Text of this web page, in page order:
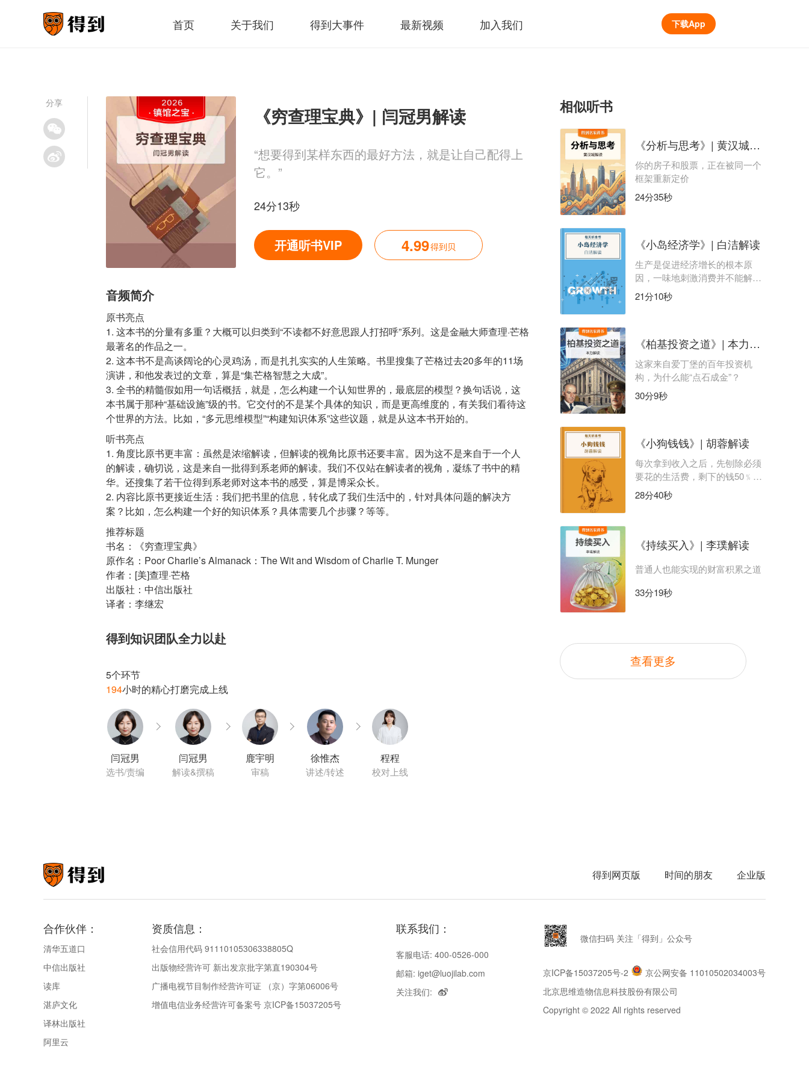
首页 关于我们 得到大事件 最新视频 加入我们 下载App
分享
《穷查理宝典》| 闫冠男解读
“想要得到某样东西的最好方法，就是让自己配得上
它。”
24分13秒
开通听书VIP 4.99得到贝
音频简介
原书亮点
1. 这本书的分量有多重？大概可以归类到“不读都不好意思跟人打招呼”系列。这是金融大师查理·芒格
最著名的作品之一。
2. 这本书不是高谈阔论的心灵鸡汤，而是扎扎实实的人生策略。书里搜集了芒格过去20多年的11场
演讲，和他发表过的文章，算是“集芒格智慧之大成”。
3. 全书的精髓假如用一句话概括，就是，怎么构建一个认知世界的，最底层的模型？换句话说，这
本书属于那种“基础设施”级的书。它交付的不是某个具体的知识，而是更高维度的，有关我们看待这
听书亮点
1. 角度比原书更丰富：虽然是浓缩解读，但解读的视角比原书还要丰富。因为这不是来自于一个人
的解读，确切说，这是来自一批得到系老师的解读。我们不仅站在解读者的视角，凝练了书中的精
华。还搜集了若干位得到系老师对这本书的感受，算是博采众长。
2. 内容比原书更接近生活：我们把书里的信息，转化成了我们生活中的，针对具体问题的解决方
推荐标题
书名：《穷查理宝典》
原作名：Poor Charlie’s Almanack：The Wit and Wisdom of Charlie T. Munger
作者：[美]查理·芒格
出版社：中信出版社
译者：李继宏
得到知识团队全力以赴
5个环节
194
小时的精心打磨完成上线
闫冠男
选书/责编
闫冠男
解读&撰稿
鹿宇明
审稿
徐惟杰
讲述/转述
程程
校对上线
相似听书
《分析与思考》| 黄汉城解读
你的房子和股票，正在被同一个
框架重新定价
24分35秒
《小岛经济学》| 白洁解读
生产是促进经济增长的根本原
因，一味地刺激消费并不能解决
根本问题。
21分10秒
《柏基投资之道》| 本力解读
这家来自爱丁堡的百年投资机
构，为什么能“点石成金”？
30分9秒
《小狗钱钱》| 胡蓉解读
每次拿到收入之后，先刨除必须
要花的生活费，剩下的钱50﹪存
起来，50﹪零花。
28分40秒
《持续买入》| 李璞解读
普通人也能实现的财富积累之道
33分19秒
查看更多
得到网页版 时间的朋友 企业版
合作伙伴：
清华五道口
中信出版社
读库
湛庐文化
译林出版社
阿里云
资质信息：
社会信用代码 91110105306338805Q
出版物经营许可 新出发京批字第直190304号
广播电视节目制作经营许可证 （京）字第06006号
增值电信业务经营许可备案号 京ICP备15037205号
联系我们：
客服电话: 400-0526-000
邮箱: iget@luojilab.com
关注我们:
微信扫码 关注「得到」公众号
京ICP备15037205号-2
京公网安备 11010502034003号
北京思维造物信息科技股份有限公司
Copyright © 2022 All rights reserved